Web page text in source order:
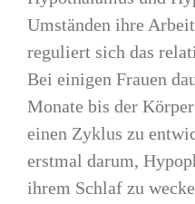
Umständen ihre
reguliert sich das
Bei einigen Frauen
Monate bis der
einen Zyklus zu
erstmal darum,
ihrem Schlaf zu